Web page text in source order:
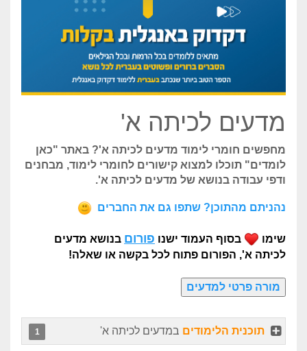
מדעים לכיתה א'
מחפשים חומרי לימוד מדעים לכיתה א'? באתר "כאן
לומדים" תוכלו למצוא קישורים לחומרי לימוד, מבחנים
ודפי עבודה בנושא של מדעים לכיתה א'.
נהניתם מהתוכן? שתפו גם את החברים
שימו בסוף העמוד ישנו פורום בנושא מדעים
לכיתה א', הפורום פתוח לכל בקשה או שאלה!
תוכנית הלימודים במדעים לכיתה א' 1